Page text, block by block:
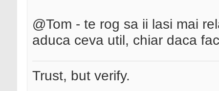
@Tom - te rog sa ii lasi mai
aduca ceva util, chiar daca
Trust, but verify.